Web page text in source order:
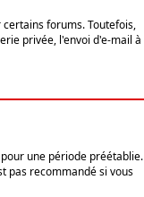
forums. Toutefois,
privée, l'envoi d'e-mail à
une période préétablie.
pas recommandé si vous